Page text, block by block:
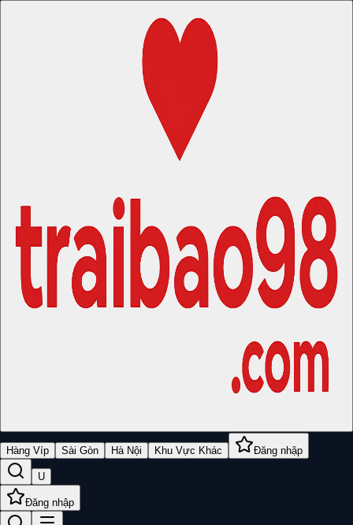
Hàng Víp Sài Gòn Hà Nội Khu Vực Khác Đăng nhập
U
Đăng nhập